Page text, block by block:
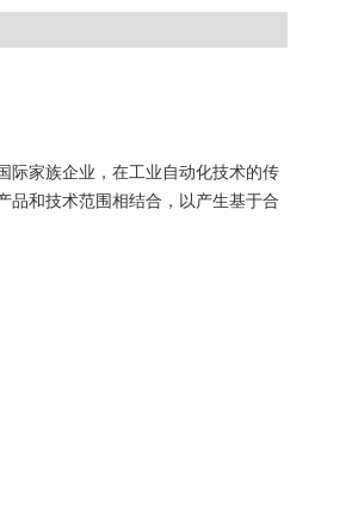
际家族企业，在工业自动化技术的传
品和技术范围相结合，以产生基于合